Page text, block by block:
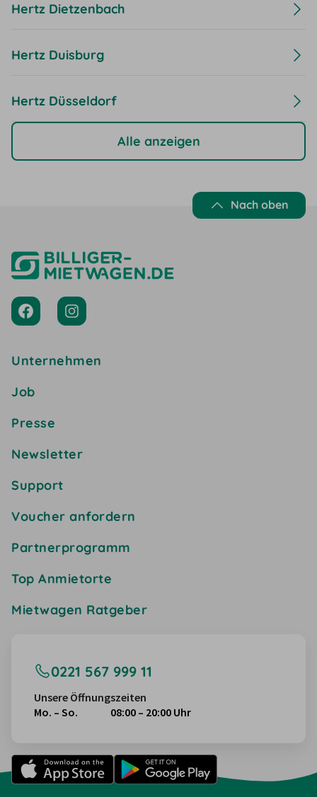
Hertz Dietzenbach
Hertz Duisburg
Hertz Düsseldorf
Alle anzeigen
Nach oben
Unternehmen
Job
Presse
Newsletter
Support
Voucher anfordern
Partnerprogramm
Top Anmietorte
Mietwagen Ratgeber
0221 567 999 11
Unsere Öffnungszeiten
Mo. – So.
08:00 – 20:00 Uhr